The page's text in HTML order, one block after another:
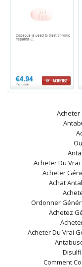
Acheter
Acheter Du
Acheter
Achat
Ordonner
Achetez
Acheter Du Vrai
Comment